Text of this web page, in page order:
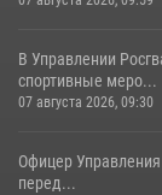
В Управлении
спортивные меро...
07 августа 2026, 09:30
Офицер Управления
перед...